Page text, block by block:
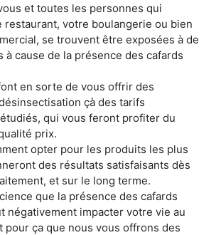
et toutes les personnes qui
votre boulangerie ou bien
se trouvent être exposées à de
à cause de la présence des cafards
en sorte de vous offrir des
çà des tarifs
qui vous feront profiter du
prix.
opter pour les produits les plus
des résultats satisfaisants dès
et sur le long terme.
que la présence des cafards
négativement impacter votre vie au
pour ça que nous vous offrons des